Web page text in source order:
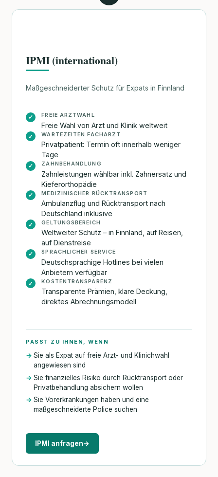
IPMI (international)
Maßgeschneiderter Schutz für Expats in Finnland
✓ FREIE ARZTWAHL
Freie Wahl von Arzt und Klinik weltweit
✓ WARTEZEITEN FACHARZT
Privatpatient: Termin oft innerhalb weniger
Tage
✓ ZAHNBEHANDLUNG
Zahnleistungen wählbar inkl. Zahnersatz und
Kieferorthopädie
✓ MEDIZINISCHER RÜCKTRANSPORT
Ambulanzflug und Rücktransport nach
Deutschland inklusive
✓ GELTUNGSBEREICH
Weltweiter Schutz – in Finnland, auf Reisen,
auf Dienstreise
✓ SPRACHLICHER SERVICE
Deutschsprachige Hotlines bei vielen
Anbietern verfügbar
✓ KOSTENTRANSPARENZ
Transparente Prämien, klare Deckung,
direktes Abrechnungsmodell
PASST ZU IHNEN, WENN
Sie als Expat auf freie Arzt- und Klinichwahl
angewiesen sind
Sie finanzielles Risiko durch Rücktransport oder
Privatbehandlung absichern wollen
Sie Vorerkrankungen haben und eine
maßgeschneiderte Police suchen
IPMI anfragen→